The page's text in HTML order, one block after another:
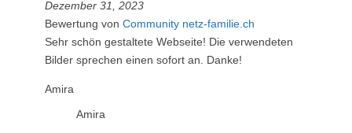
Dezember 31, 2023
Bewertung von Community netz-familie.ch
Sehr schön gestaltete Webseite! Die verwendeten
Bilder sprechen einen sofort an. Danke!
Amira
Amira